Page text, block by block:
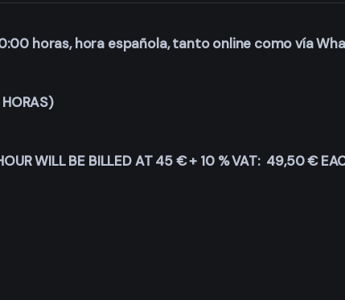
horas, hora española, tanto online como vía
HORAS)
WILL BE BILLED AT 45 € + 10 % VAT: 49,50 €